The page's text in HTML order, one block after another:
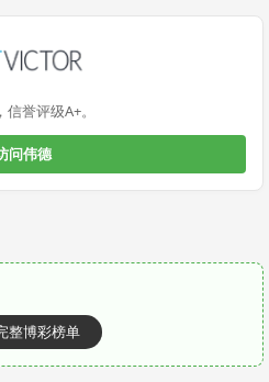
誉评级A+。
问伟德
整博彩榜单